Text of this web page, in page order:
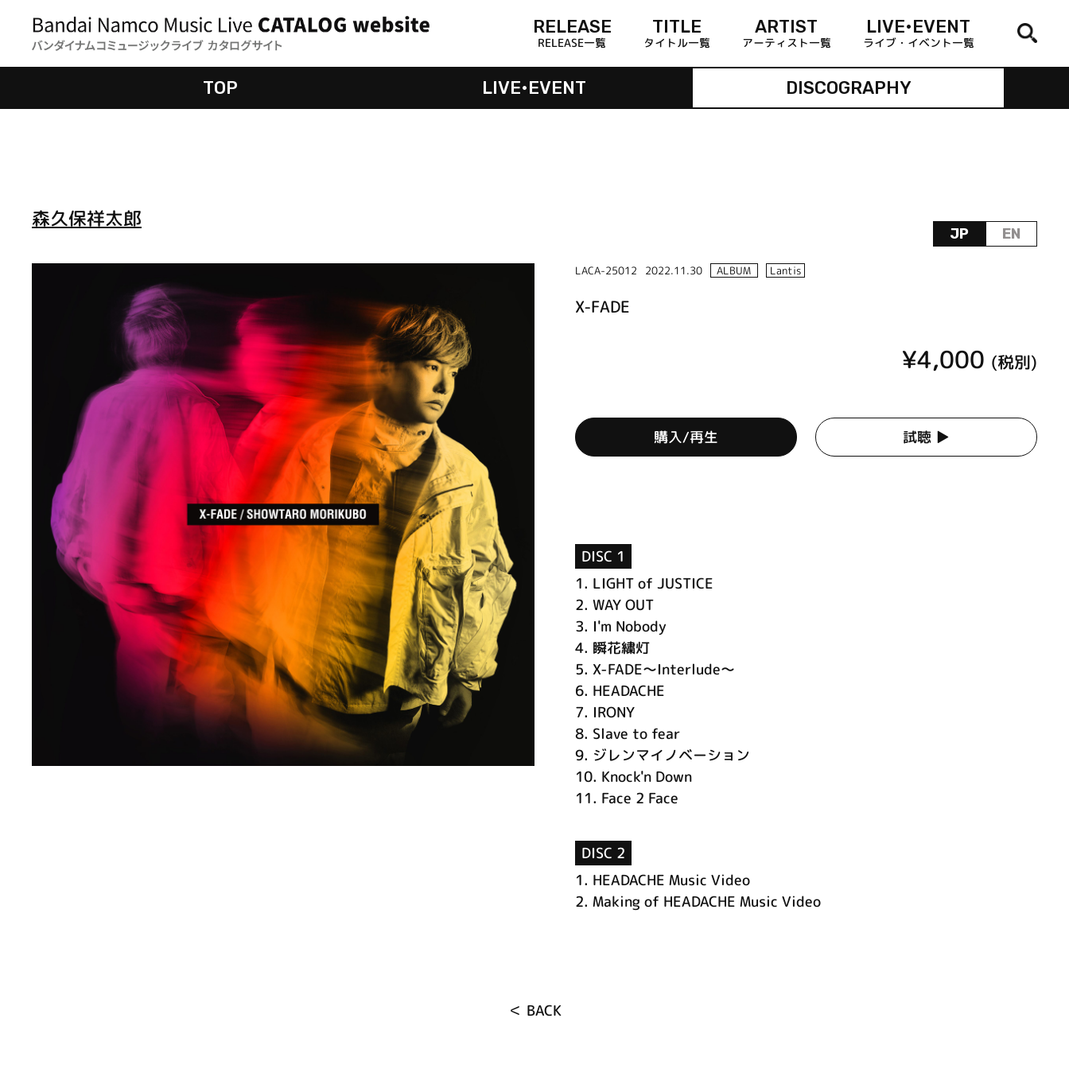
RELEASE
RELEASE一覧
TITLE
タイトル一覧
ARTIST
アーティスト一覧
LIVE•EVENT
ライブ・イベント一覧
TOP LIVE•EVENT DISCOGRAPHY
JP EN
森久保祥太郎
LACA-25012 2022.11.30 ALBUM Lantis
X-FADE
¥4,000 (税別)
購入/再生 試聴 ▶︎
DISC 1
1. LIGHT of JUSTICE
2. WAY OUT
3. I'm Nobody
4. 瞬花繍灯
5. X-FADE～Interlude～
6. HEADACHE
7. IRONY
8. Slave to fear
9. ジレンマイノベーション
10. Knock'n Down
11. Face 2 Face
DISC 2
1. HEADACHE Music Video
2. Making of HEADACHE Music Video
＜ BACK